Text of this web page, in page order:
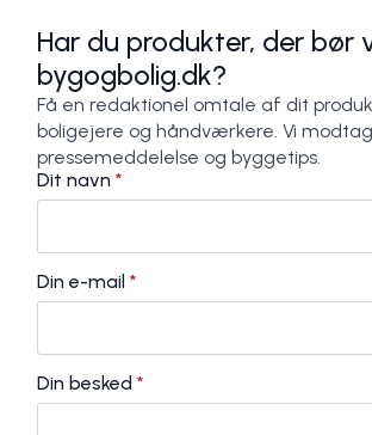
Har du produkter, der bør
bygogbolig.dk?
Få en redaktionel omtale af dit
boligejere og håndværkere. Vi
pressemeddelelse og byggetips.
Dit navn *
Din e-mail *
Din besked *